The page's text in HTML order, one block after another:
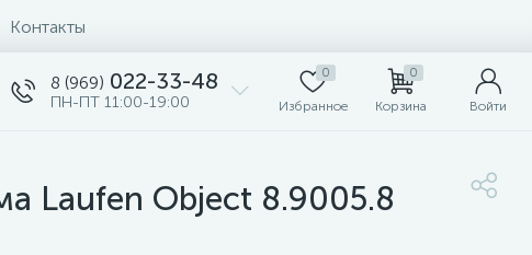
Контакты
8 (969) 022-33-48
ПН-ПТ 11:00-19:00
0
Избранное
0
Корзина Войти
Laufen Object 8.9005.8